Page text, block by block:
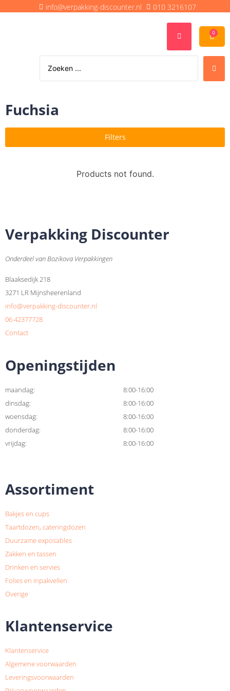
info@verpakking-discounter.nl 010 3216107
0
Fuchsia
Filters
Products not found.
Verpakking Discounter
Onderdeel van Bozikova Verpakkingen
Blaaksedijk 218
3271 LR Mijnsheerenland
info@verpakking-discounter.nl
06 42377728
Contact
Openingstijden
maandag:
8:00-16:00
dinsdag:
8:00-16:00
woensdag:
8:00-16:00
donderdag:
8:00-16:00
vrijdag:
8:00-16:00
Assortiment
Bakjes en cups
Taartdozen, cateringdozen
Duurzame exposables
Zakken en tassen
Drinken en servies
Folies en inpakvellen
Overige
Klantenservice
Klantenservice
Algemene voorwaarden
Leveringsvoorwaarden